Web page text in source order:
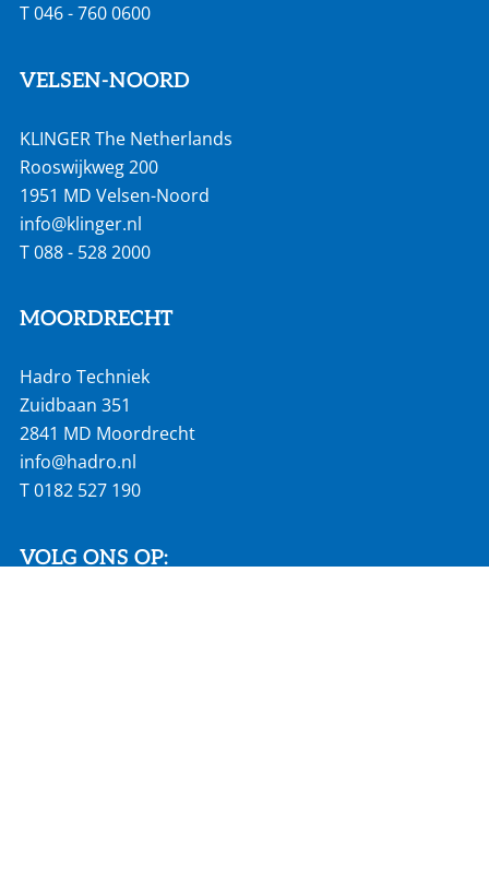
T046 - 760 0600
VELSEN-NOORD
KLINGER The Netherlands
Rooswijkweg 200
1951 MD Velsen-Noord
info@klinger.nl
T088 - 528 2000
MOORDRECHT
Hadro Techniek
Zuidbaan 351
2841 MD Moordrecht
info@hadro.nl
T0182 527 190
VOLG ONS OP: